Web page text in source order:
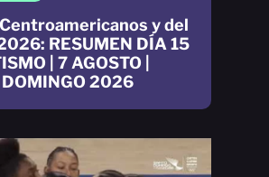
y del
RESUMEN DÍA 15
| 7 AGOSTO |
DOMINGO 2026